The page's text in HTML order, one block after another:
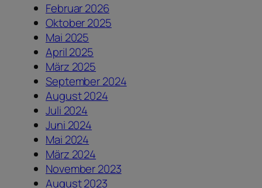
Februar 2026
Oktober 2025
Mai 2025
April 2025
März 2025
September 2024
August 2024
Juli 2024
Juni 2024
Mai 2024
März 2024
November 2023
August 2023